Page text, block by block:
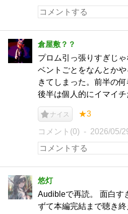
倉屋敷？？
プロム引っ張りすぎじ
ベントごとをなんとか
きてしまった。前半の
後半は個人的にイマイチ
ナイス ★3
コメント(0) 2026/05/
悠灯
Audibleで再読。 面白す
ずて本編完結まで聴き